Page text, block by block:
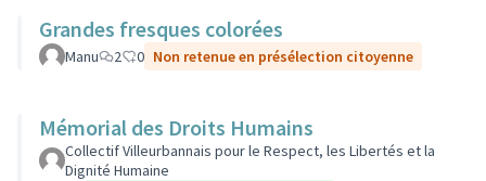
Grandes fresques colorées
Manu 2 0 Non retenue en présélection citoyenne
Mémorial des Droits Humains
Collectif Villeurbannais pour le Respect, les Libertés et la
Dignité Humaine